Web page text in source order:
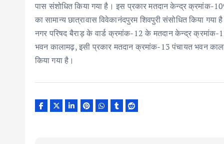
पास संशोधित किया गया है। इस प्रकार मतदान केन्द्र क्रमांक-
का सामान्य छात्रावास विवेकानंदपुरम शिवपुरी संसोधित किया गया
नगर परिषद बैराड़ के वार्ड क्रमांक-12 के मतदान केन्द्र क्रमांक-
भवन कालामढ़, इसी प्रकार मतदान क्रमांक-13 पंचायत भवन
किया गया है।